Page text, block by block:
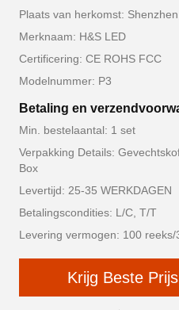
Plaats van herkomst:
Merknaam: H&S LED
Certificering: CE ROHS FCC
Modelnummer: P3
Betaling en
Min. bestelaantal: 1 set
Verpakking Details:
Box
Levertijd: 25-35 WERKDAGEN
Betalingscondities: L/C, T/T
Levering vermogen: 100 reeks/
Krijg Beste Prijs